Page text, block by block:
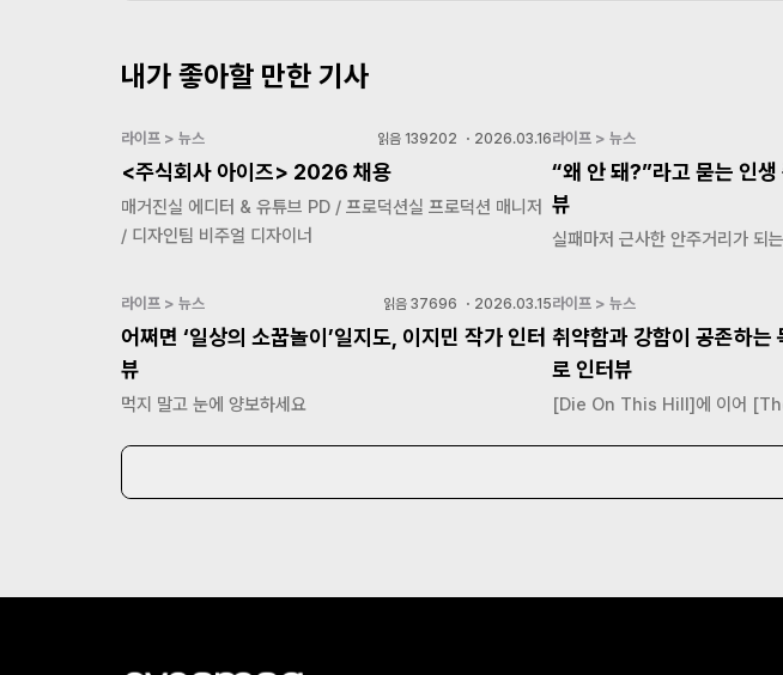
내가 좋아할 만한 기사
라이프 > 뉴스 읽음 139202 ・ 2026.03.16
<주식회사 아이즈> 2026 채용
매거진실 에디터 & 유튜브 PD / 프로덕션실 프로덕션 매니저
/ 디자인팀 비주얼 디자이너
라이프 > 뉴스
“왜 안 돼?”라고 묻는 인생
뷰
실패마저 근사한 안주거리가 되
라이프 > 뉴스 읽음 37696 ・ 2026.03.15
어쩌면 ‘일상의 소꿉놀이’일지도, 이지민 작가 인터
뷰
먹지 말고 눈에 양보하세요
라이프 > 뉴스
취약함과 강함이 공존하는
로 인터뷰
[Die On This Hill]에 이어